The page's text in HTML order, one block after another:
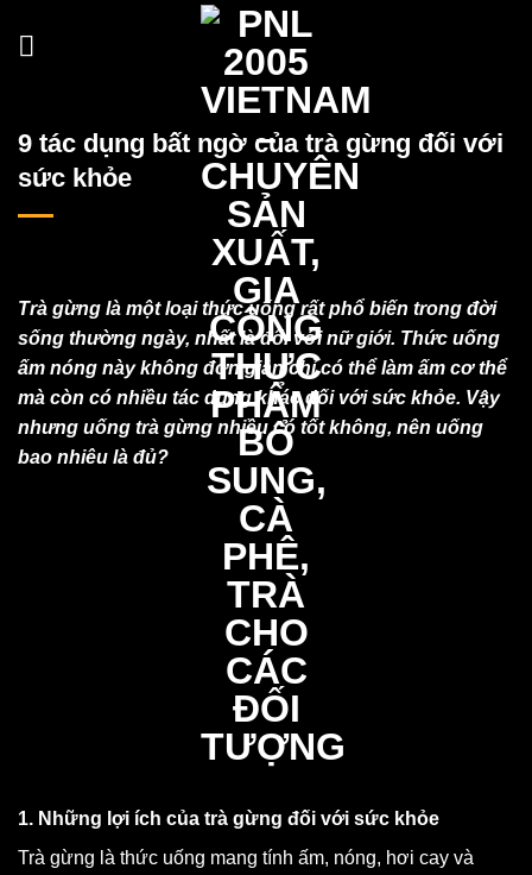
9 tác dụng bất ngờ của trà gừng đối với
sức khỏe
Trà gừng là một loại thức uống rất phổ biến trong đời
sống thường ngày, nhất là đối với nữ giới. Thức uống
ấm nóng này không đơn giản chỉ có thể làm ấm cơ thể
mà còn có nhiều tác dụng khác đối với sức khỏe. Vậy
nhưng uống trà gừng nhiều có tốt không, nên uống
bao nhiêu là đủ?
1. Những lợi ích của trà gừng đối với sức khỏe
Trà gừng là thức uống mang tính ấm, nóng, hơi cay và